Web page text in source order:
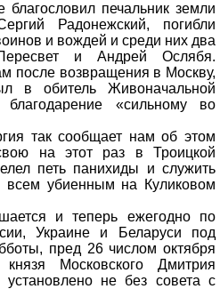
благословил печальник земли
Радонежский, погибли
и вождей и среди них два
и Андрей Ослябя.
после возвращения в Москву,
в обитель Живоначальной
«сильному во
так сообщает нам об этом
на этот раз в Троицкой
петь панихиды и служить
всем убиенным на Куликовом
и теперь ежегодно по
Украине и Беларуси под
пред 26 числом октября
Московского Дмитрия
установлено не без совета с